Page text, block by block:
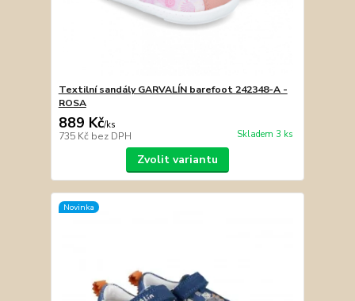
Textilní sandály GARVALÍN barefoot 242348-A -
ROSA
889 Kč/ks
735 Kč bez DPH Skladem 3 ks
Zvolit variantu
Novinka